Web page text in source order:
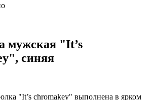
мужская "It’s
синяя
"It’s chromakey" выполнена в ярком